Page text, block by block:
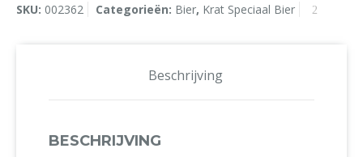
SKU: 002362 Categorieën: Bier, Krat Speciaal Bier
Beschrijving
BESCHRIJVING